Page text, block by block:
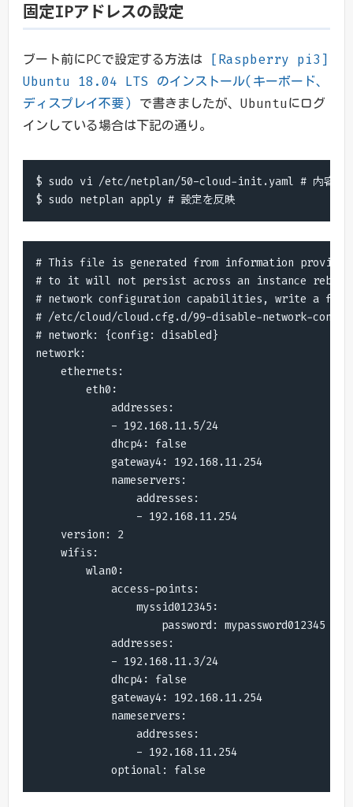
固定IPアドレスの設定
ブート前にPCで設定する方法は
[Raspberry pi3]
Ubuntu 18.04 LTS のインストール(キーボード、
ディスプレイ不要) で書きましたが、Ubuntuにログ
インしている場合は下記の通り。
$ sudo vi /etc/netplan/50-cloud-init.yaml # 内容を
$ sudo netplan apply # 設定を反映
# This file is generated from information provided
# to it will not persist across an instance
# network configuration capabilities, write a file
# /etc/cloud/cloud.cfg.d/99-disable-network-
# network: {config: disabled}
network:
    ethernets:
        eth0:
            addresses:
            - 192.168.11.5/24
            dhcp4: false
            gateway4: 192.168.11.254
            nameservers:
                addresses:
                - 192.168.11.254
    version: 2
    wifis:
        wlan0:
            access-points:
                myssid012345:
                    password: mypassword012345
            addresses:
            - 192.168.11.3/24
            dhcp4: false
            gateway4: 192.168.11.254
            nameservers:
                addresses:
                - 192.168.11.254
            optional: false